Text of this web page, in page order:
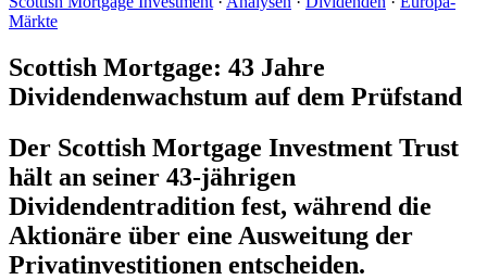
Märkte
Scottish Mortgage: 43 Jahre
Dividendenwachstum auf dem Prüfstand
Der Scottish Mortgage Investment Trust
hält an seiner 43-jährigen
Dividendentradition fest, während die
Aktionäre über eine Ausweitung der
Privatinvestitionen entscheiden.